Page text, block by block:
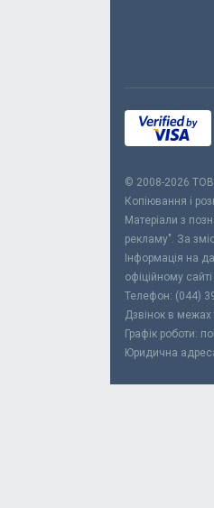
© 2008-2026
Копіювання і
Матеріали з
рекламу". За
Інформація на
офіційному
Телефон: (044)
Дзвінок в межах
Графік роботи:
Юридична